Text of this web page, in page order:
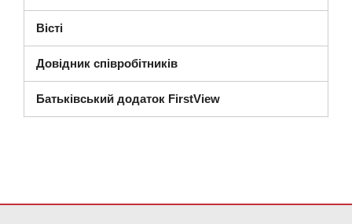
Вісті
Довідник співробітників
Батьківський додаток FirstView